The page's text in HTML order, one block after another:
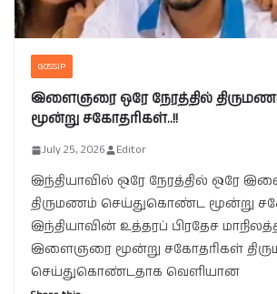
GOSSIP
இளைஞரை ஒரே நேரத்தில்
மூன்று சகோதரிகள்..!!
July 25, 2026 Editor
இந்தியாவில் ஒரே நேரத்தில் ஒரே
திருமணம் செய்துகொண்ட மூன்று
இந்தியாவின் உத்தரப் பிரதேச
இளைஞரை மூன்று சகோதரிகள்
செய்துகொண்டதாக வெளியான